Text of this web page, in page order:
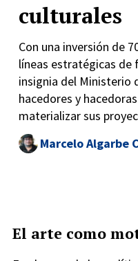
culturales
Con una inversión de
líneas estratégicas
insignia del Ministerio
hacedores y
materializar sus
Marcelo Algarbe
El arte como